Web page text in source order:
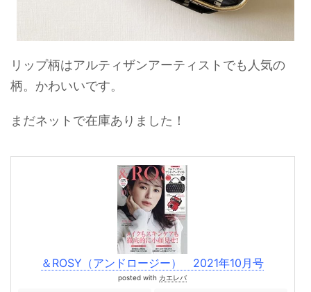
リップ柄はアルティザンアーティストでも人気の
柄。かわいいです。
まだネットで在庫ありました！
＆ROSY（アンドロージー） 2021年10月号
posted with カエレバ